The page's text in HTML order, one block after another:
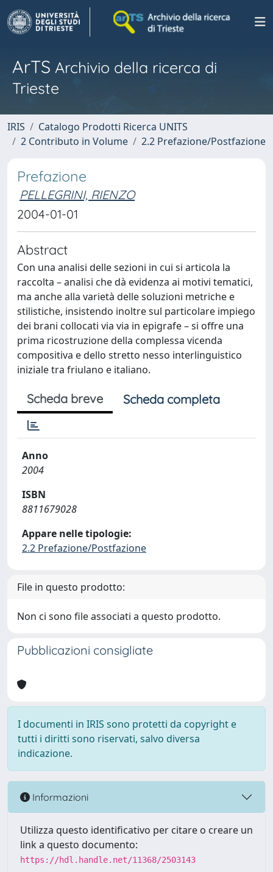
ArTS Archivio della ricerca di
Trieste
IRIS
Catalogo Prodotti Ricerca UNITS
2 Contributo in Volume
2.2 Prefazione/Postfazione
Prefazione
PELLEGRINI, RIENZO
2004-01-01
Abstract
Con una analisi delle sezioni in cui si articola la
raccolta – analisi che dà evidenza ai motivi tematici,
ma anche alla varietà delle soluzioni metriche e
stilistiche, insistendo inoltre sul particolare impiego
dei brani collocati via via in epigrafe – si offre una
prima ricostruzione della complessa vicenda
compositiva e dello stretto nesso interlinguistico
iniziale tra friulano e italiano.
Scheda breve Scheda completa
Anno
2004
ISBN
8811679028
Appare nelle tipologie:
2.2 Prefazione/Postfazione
File in questo prodotto:
Non ci sono file associati a questo prodotto.
Pubblicazioni consigliate
I documenti in IRIS sono protetti da copyright e
tutti i diritti sono riservati, salvo diversa
indicazione.
Informazioni
Utilizza questo identificativo per citare o creare un
link a questo documento:
https://hdl.handle.net/11368/2503143